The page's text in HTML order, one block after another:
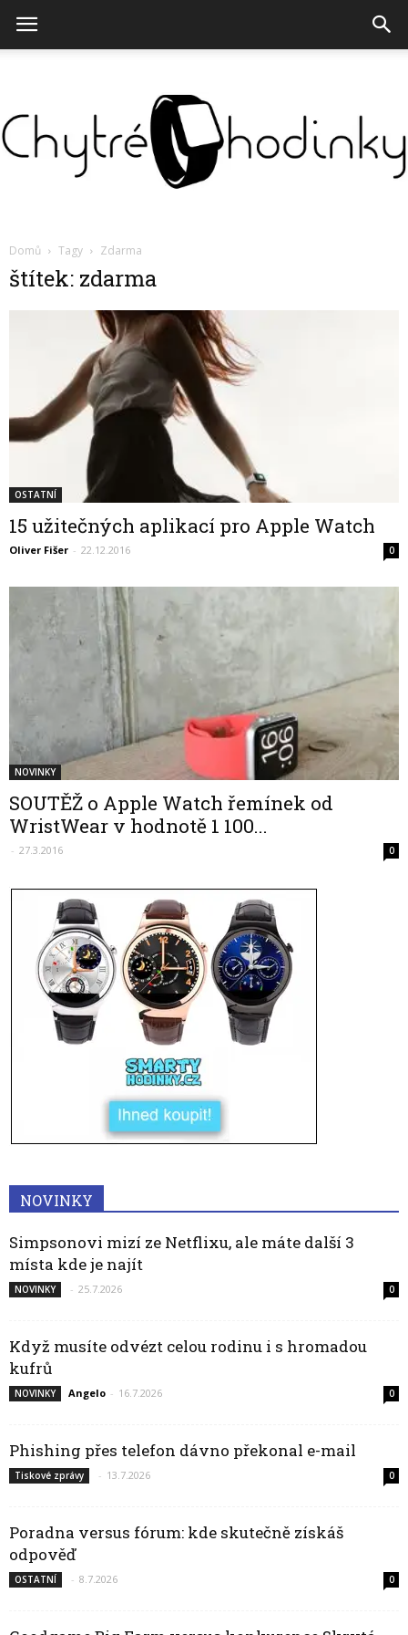
hodinky
Domů Tagy Zdarma
štítek: zdarma
OSTATNÍ
15 užitečných aplikací pro Apple Watch
Oliver Fišer - 22.12.2016 0
NOVINKY
SOUTĚŽ o Apple Watch řemínek od
WristWear v hodnotě 1 100...
- 27.3.2016 0
NOVINKY
Simpsonovi mizí ze Netflixu, ale máte další 3
místa kde je najít
NOVINKY - 25.7.2026 0
Když musíte odvézt celou rodinu i s hromadou
kufrů
NOVINKY Angelo - 16.7.2026 0
Phishing přes telefon dávno překonal e-mail
Tiskové zprávy - 13.7.2026 0
Poradna versus fórum: kde skutečně získáš
odpověď
OSTATNÍ - 8.7.2026 0